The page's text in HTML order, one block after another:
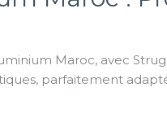
Maroc, avec
parfaitement